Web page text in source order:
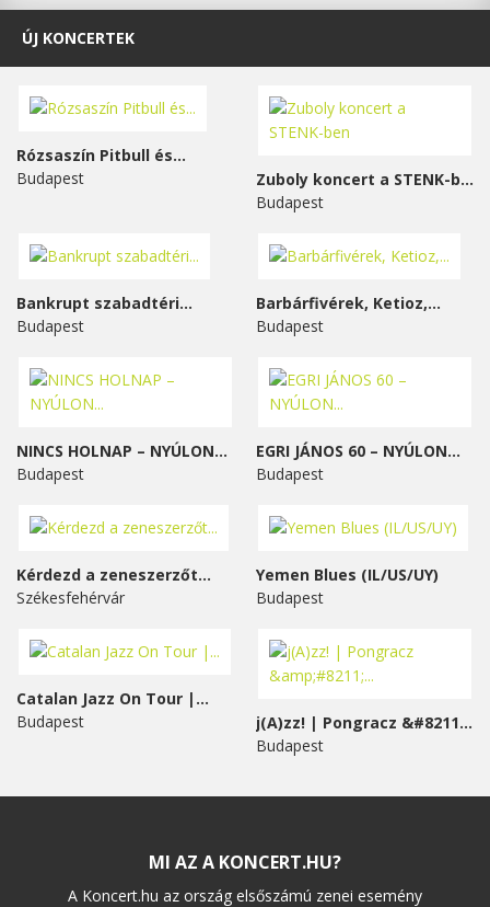
ÚJ KONCERTEK
Rózsaszín Pitbull és...
Budapest
Zuboly koncert a STENK-ben
Budapest
Bankrupt szabadtéri...
Budapest
Barbárfivérek, Ketioz,...
Budapest
NINCS HOLNAP – NYÚLON...
Budapest
EGRI JÁNOS 60 – NYÚLON...
Budapest
Kérdezd a zeneszerzőt...
Székesfehérvár
Yemen Blues (IL/US/UY)
Budapest
Catalan Jazz On Tour |...
Budapest
j(A)zz! | Pongracz &#8211;...
Budapest
MI AZ A KONCERT.HU?
A Koncert.hu az ország elsőszámú zenei esemény